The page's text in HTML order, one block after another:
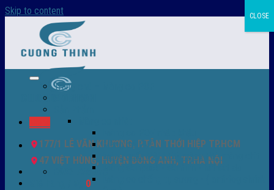
Skip to content
177/1 LÊ VĂN KHƯƠNG, P.TÂN THỚI HIỆP TP.HCM
47 VIỆT HÙNG, HUYỆN ĐÔNG ANH, TP.HÀ NỘI
0932 756 950
0
Trang chủ – Màng co POF
Màng co PVC
Màng quấn PALLET- màng PE- màng chit
Màng skinpack - skinfilm - hút sát da
CLOSE